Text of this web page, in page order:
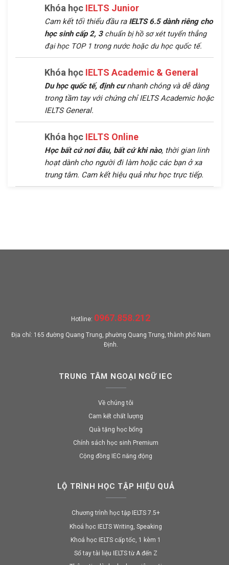
Khóa học IELTS Junior
Cam kết tối thiểu đầu raIELTS 6.5 dành riêng cho
học sinh cấp 2, 3 chuẩn bị hồ sơ xét tuyển thẳng
đại học TOP 1 trong nước hoặc du học quốc tế.
Khóa học IELTS Academic & General
Du học quốc tế, định cưnhanh chóng và dễ dàng
trong tầm tay với chứng chỉ IELTS Academic hoặc
IELTS General.
Khóa học IELTS Online
Học bất cứ nơi đâu, bất cứ khi nào, thời gian linh
hoạt dành cho người đi làm hoặc các bạn ở xa
trung tâm. Cam kết hiệu quả như học trực tiếp.
Hotline: 0967.858.212
Địa chỉ: 165 đường Quang Trung, phường Quang Trung, thành phố Nam
Định.
TRUNG TÂM NGOẠI NGỮ IEC
Về chúng tôi
Cam kết chất lượng
Quà tặng học bổng
Chính sách học sinh Premium
Cộng đồng IEC năng động
LỘ TRÌNH HỌC TẬP HIỆU QUẢ
Chương trình học tập IELTS 7.5+
Khoá học IELTS Writing, Speaking
Khoá học IELTS cấp tốc, 1 kèm 1
Sổ tay tài liệu IELTS từ A đến Z